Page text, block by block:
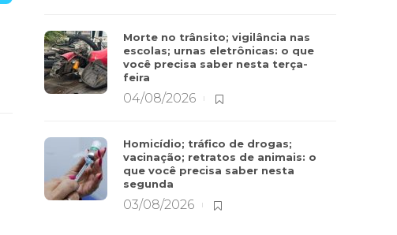
Morte no trânsito; vigilância nas
escolas; urnas eletrônicas: o que
você precisa saber nesta terça-
feira
04/08/2026
Homicídio; tráfico de drogas;
vacinação; retratos de animais: o
que você precisa saber nesta
segunda
03/08/2026